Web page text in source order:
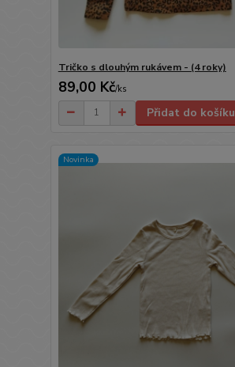
Tričko s dlouhým rukávem - (4 roky)
89,00 Kč/ks
Přidat do košíku
Novinka